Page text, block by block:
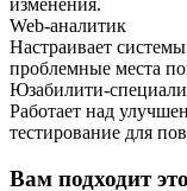
изменения.
Web-аналитик
Настраивает
проблемные места
Юзабилити-
Работает над
тестирование для
Вам подходит